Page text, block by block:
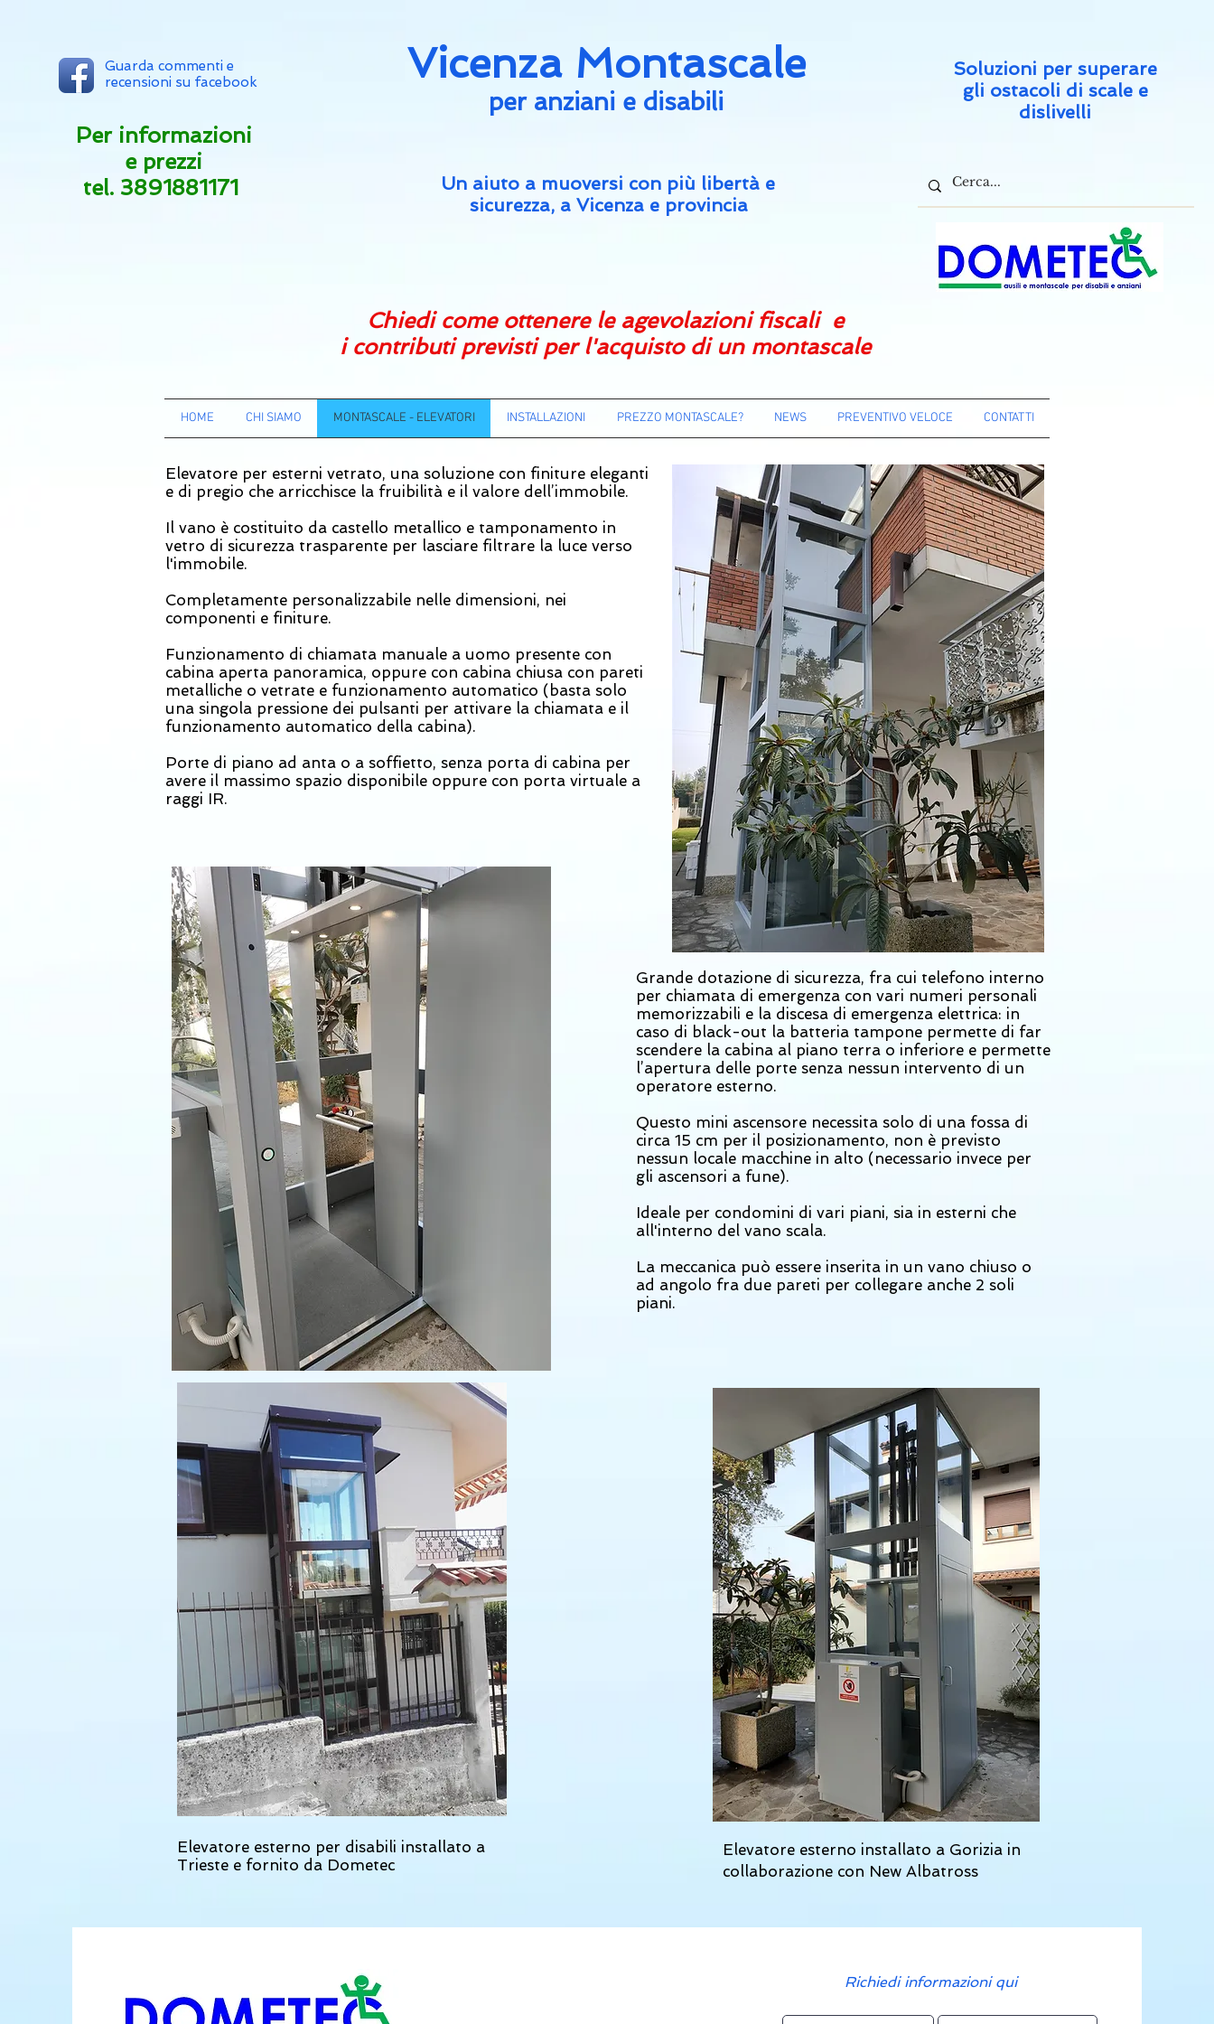
Guarda commenti e
recensioni su facebook
Per informazioni
e prezzi
tel. 3891881171
Vicenza Montascale
per anziani e disabili
Un aiuto a muoversi con più libertà e
sicurezza, a Vicenza e provincia
Soluzioni per superare
gli ostacoli di scale e
dislivelli
Chiedi come ottenere le agevolazioni fiscali e
i contributi previsti per l'acquisto di un montascale
HOME CHI SIAMO MONTASCALE - ELEVATORI INSTALLAZIONI PREZZO MONTASCALE? NEWS PREVENTIVO VELOCE CONTATTI
Elevatore per esterni vetrato, una soluzione con finiture eleganti
e di pregio che arricchisce la fruibilità e il valore dell’immobile.
Il vano è costituito da castello metallico e tamponamento in
vetro di sicurezza trasparente per lasciare filtrare la luce verso
l'immobile.
Completamente personalizzabile nelle dimensioni, nei
componenti e finiture.
Funzionamento di chiamata manuale a uomo presente con
cabina aperta panoramica, oppure con cabina chiusa con pareti
metalliche o vetrate e funzionamento automatico (basta solo
una singola pressione dei pulsanti per attivare la chiamata e il
funzionamento automatico della cabina).
Porte di piano ad anta o a soffietto, senza porta di cabina per
avere il massimo spazio disponibile oppure con porta virtuale a
raggi IR.
Grande dotazione di sicurezza, fra cui telefono interno
per chiamata di emergenza con vari numeri personali
memorizzabili e la discesa di emergenza elettrica: in
caso di black-out la batteria tampone permette di far
scendere la cabina al piano terra o inferiore e permette
l’apertura delle porte senza nessun intervento di un
operatore esterno.
Questo mini ascensore necessita solo di una fossa di
circa 15 cm per il posizionamento, non è previsto
nessun locale macchine in alto (necessario invece per
gli ascensori a fune).
Ideale per condomini di vari piani, sia in esterni che
all'interno del vano scala.
La meccanica può essere inserita in un vano chiuso o
ad angolo fra due pareti per collegare anche 2 soli
piani.
Elevatore esterno per disabili installato a
Trieste e fornito da Dometec
Elevatore esterno installato a Gorizia in
collaborazione con New Albatross
Richiedi informazioni qui